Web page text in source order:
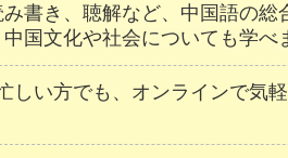
書き、聴解など、中国語の総
国文化や社会についても学べ
しい方でも、オンラインで気